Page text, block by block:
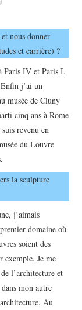
nous donner
et carrière) ?
Paris IV et Paris I,
j’ai un
musée de Cluny
cinq ans à Rome
revenu en
du Louvre
la sculpture
j’aimais
domaine où
soient des
exemple. Je me
l’architecture et
mon autre
Au